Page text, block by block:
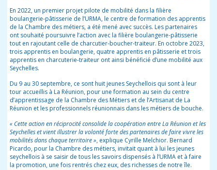
En 2022, un premier projet pilote de mobilité dans la filière
boulangerie-pâtisserie de l’URMA, le centre de formation des apprentis
de la Chambre des métiers, a été mené avec succès. Les partenaires
ont souhaité poursuivre l’action avec la filière boulangerie-pâtisserie
tout en rajoutant celle de charcutier-boucher-traiteur. En octobre 2023,
trois apprentis en boulangerie, quatre apprentis en pâtisserie et trois
apprentis en charcuterie-traiteur ont ainsi bénéficié d’une mobilité aux
Seychelles.
Du 9 au 30 septembre, ce sont huit jeunes Seychellois qui sont à leur
tour accueillis à La Réunion, pour une formation au sein du centre
d’apprentissage de la Chambre des Métiers et de l’Artisanat de La
Réunion et les professionnels réunionnais dans les métiers de bouche.
« Cette action en réciprocité consolide la coopération entre La Réunion et les
Seychelles et vient illustrer la volonté forte des partenaires de faire vivre les
mobilités dans chaque territoire », explique Cyrille Melchior. Bernard
Picardo, pour la Chambre des métiers, invitait quant à lui les jeunes
seychellois à se saisir de tous les savoirs dispensés à l’URMA et à faire
la promotion, une fois rentrés chez eux, des richesses de notre île.